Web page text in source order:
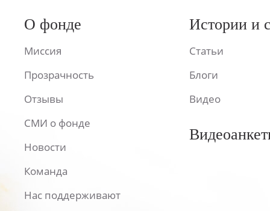
О фонде
Миссия
Прозрачность
Отзывы
СМИ о фонде
Новости
Команда
Нас поддерживают
Истории и
Статьи
Блоги
Видео